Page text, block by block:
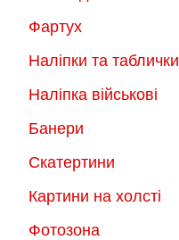
Фартух
Наліпки та таблички
Наліпка військові
Банери
Скатертини
Картини на холсті
Фотозона